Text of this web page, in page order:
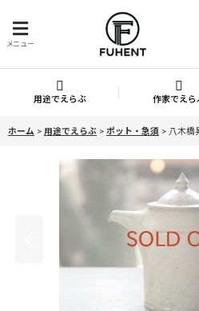
メニュー
用途でえらぶ 作家でえら
ホーム > 用途でえらぶ > ポット・急須 > 八木